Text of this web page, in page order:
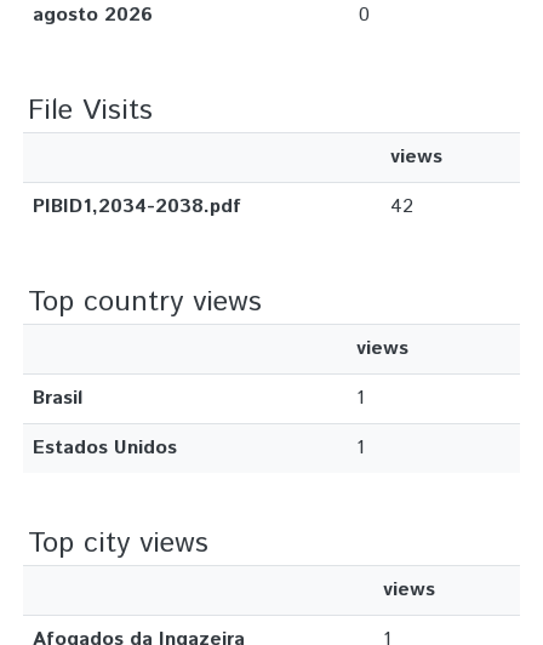
agosto 2026
0
File Visits
views
PIBID1,2034-2038.pdf
42
Top country views
views
Brasil
1
Estados Unidos
1
Top city views
views